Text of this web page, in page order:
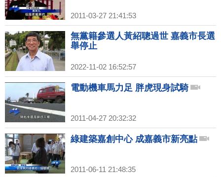
2011-03-27 21:41:53
無黨籍參選人黃紹聰過世 嘉義市長選
舉停止
2022-11-02 16:52:57
電動機車馬力足 胖虎現身試騎
2011-04-27 20:32:32
綠建築嘉創中心 成嘉義市新亮點
2011-06-11 21:48:35